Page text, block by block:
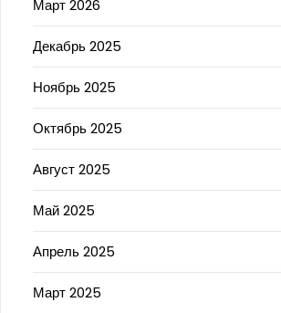
Март 2026
Декабрь 2025
Ноябрь 2025
Октябрь 2025
Август 2025
Май 2025
Апрель 2025
Март 2025